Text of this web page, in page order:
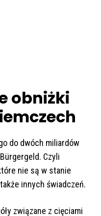
obniżki
do dwóch miliardów
Czyli
nie są w stanie
innych świadczeń.
związane z cięciami